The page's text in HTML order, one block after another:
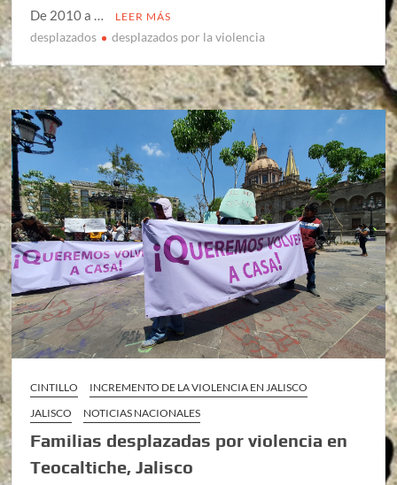
De 2010 a …
LEER MÁS
desplazados desplazados por la violencia
CINTILLO
INCREMENTO DE LA VIOLENCIA EN JALISCO
JALISCO
NOTICIAS NACIONALES
Familias desplazadas por violencia en
Teocaltiche, Jalisco